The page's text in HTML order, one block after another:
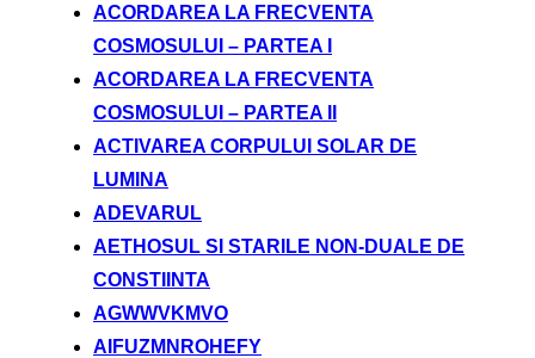
ACORDAREA LA FRECVENTA
COSMOSULUI – PARTEA I
ACORDAREA LA FRECVENTA
COSMOSULUI – PARTEA II
ACTIVAREA CORPULUI SOLAR DE
LUMINA
ADEVARUL
AETHOSUL SI STARILE NON-DUALE DE
CONSTIINTA
AGWWVKMVO
AIFUZMNROHEFY